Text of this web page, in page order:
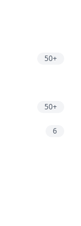
50+
50+
6